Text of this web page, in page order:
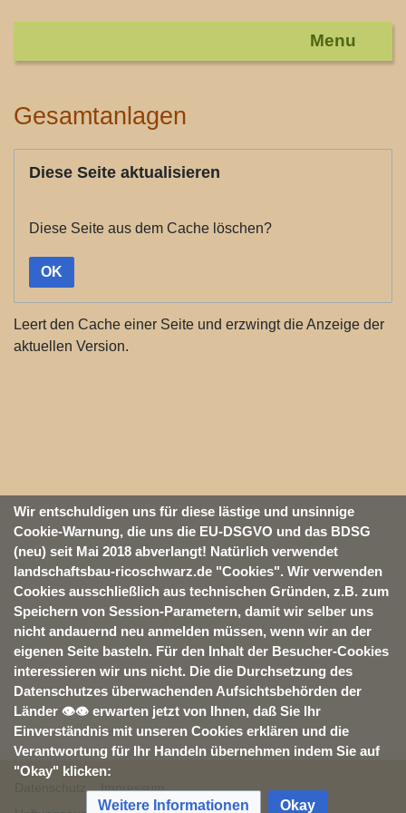
Gesamtanlagen
Diese Seite aktualisieren
Diese Seite aus dem Cache löschen?
OK
Leert den Cache einer Seite und erzwingt die Anzeige der
aktuellen Version.
Wir entschuldigen uns für diese lästige und unsinnige
Cookie-Warnung, die uns die EU-DSGVO und das BDSG
(neu) seit Mai 2018 abverlangt! Natürlich verwendet
landschaftsbau-ricoschwarz.de "Cookies". Wir verwenden
Cookies ausschließlich aus technischen Gründen, z.B. zum
Speichern von Session-Parametern, damit wir selber uns
nicht andauernd neu anmelden müssen, wenn wir an der
eigenen Seite basteln. Für den Inhalt der Besucher-Cookies
interessieren wir uns nicht. Die die Durchsetzung des
Datenschutzes überwachenden Aufsichtsbehörden der
Länder 👁👁 erwarten jetzt von Ihnen, daß Sie Ihr
Einverständnis mit unseren Cookies erklären und die
Verantwortung für Ihr Handeln übernehmen indem Sie auf
"Okay" klicken:
Weitere Informationen Okay
Impressum